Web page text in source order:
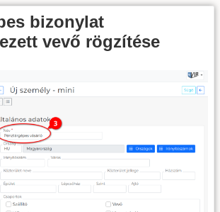
bizonylat
vevő rögzítése